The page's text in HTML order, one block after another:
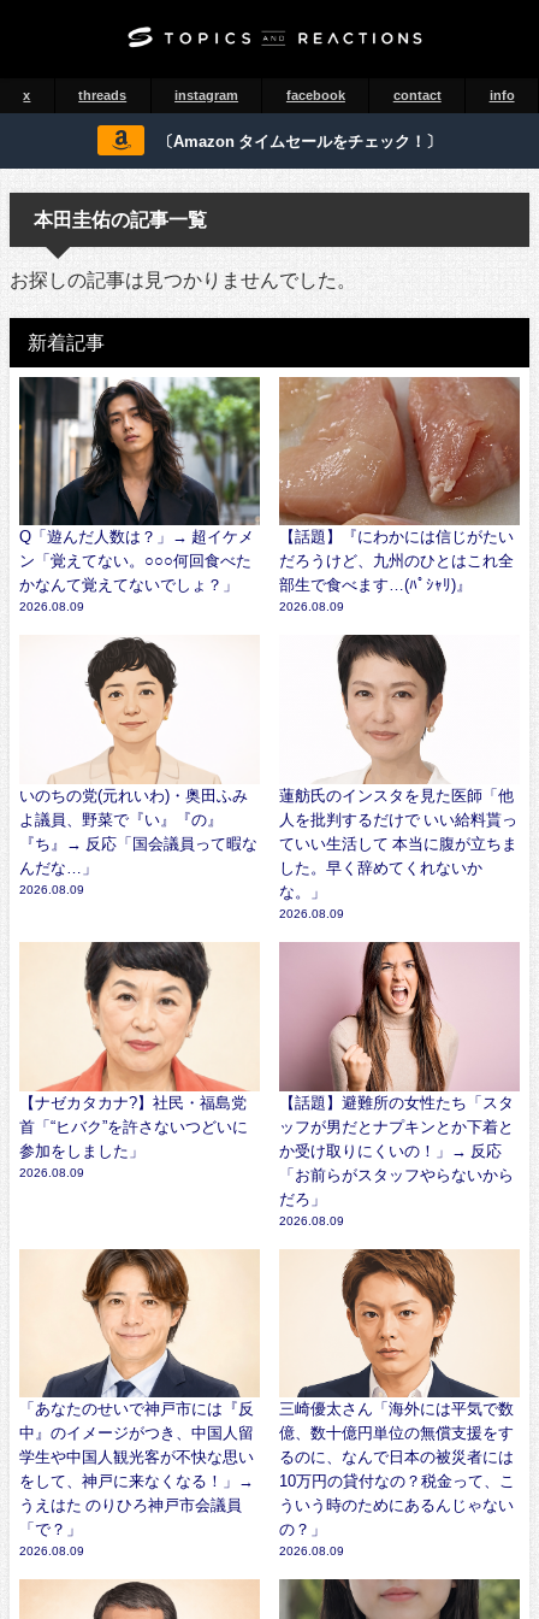
x threads instagram facebook contact info
〔Amazon タイムセールをチェック！〕
本田圭佑の記事一覧
お探しの記事は見つかりませんでした。
新着記事
Q「遊んだ人数は？」→ 超イケメ
ン「覚えてない。○○○何回食べた
かなんて覚えてないでしょ？」
2026.08.09
【話題】『にわかには信じがたい
だろうけど、九州のひとはこれ全
部生で食べます…(ﾊﾟｼｬﾘ)』
2026.08.09
いのちの党(元れいわ)・奥田ふみ
よ議員、野菜で『い』『の』
『ち』→ 反応「国会議員って暇な
んだな…」
2026.08.09
蓮舫氏のインスタを見た医師「他
人を批判するだけで いい給料貰っ
ていい生活して 本当に腹が立ちま
した。早く辞めてくれないか
な。」
2026.08.09
【ナゼカタカナ?】社民・福島党
首「“ヒバク”を許さないつどいに
参加をしました」
2026.08.09
【話題】避難所の女性たち「スタ
ッフが男だとナプキンとか下着と
か受け取りにくいの！」→ 反応
「お前らがスタッフやらないから
だろ」
2026.08.09
「あなたのせいで神戸市には『反
中』のイメージがつき、中国人留
学生や中国人観光客が不快な思い
をして、神戸に来なくなる！」→
うえはた のりひろ神戸市会議員
「で？」
2026.08.09
三崎優太さん「海外には平気で数
億、数十億円単位の無償支援をす
るのに、なんで日本の被災者には
10万円の貸付なの？税金って、こ
ういう時のためにあるんじゃない
の？」
2026.08.09